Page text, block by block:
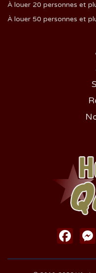
À louer 20 personnes et
À louer 50 personnes et